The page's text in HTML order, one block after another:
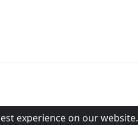
experience on our website.